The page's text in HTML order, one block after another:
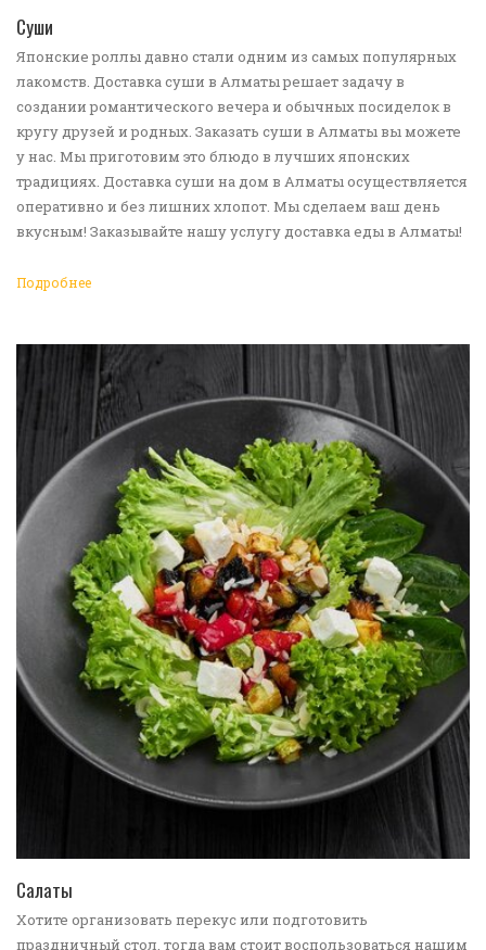
Суши
Японские роллы давно стали одним из самых популярных
лакомств. Доставка суши в Алматы решает задачу в
создании романтического вечера и обычных посиделок в
кругу друзей и родных. Заказать суши в Алматы вы можете
у нас. Мы приготовим это блюдо в лучших японских
традициях. Доставка суши на дом в Алматы осуществляется
оперативно и без лишних хлопот. Мы сделаем ваш день
вкусным! Заказывайте нашу услугу доставка еды в Алматы!
Подробнее
Салаты
Хотите организовать перекус или подготовить
праздничный стол, тогда вам стоит воспользоваться нашим